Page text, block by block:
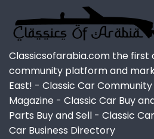
Classicsofarabia.com the first
community platform and
East! - Classic Car
Magazine - Classic Car Buy
Parts Buy and Sell - Classic
Car Business Directory